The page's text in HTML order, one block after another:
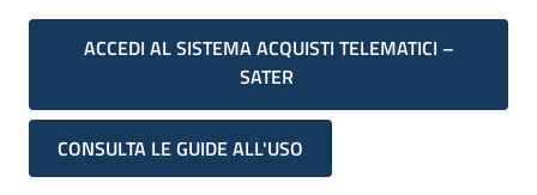
ACCEDI AL SISTEMA ACQUISTI TELEMATICI –
SATER
CONSULTA LE GUIDE ALL'USO